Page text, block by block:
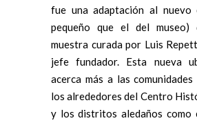
fue una adaptación al nuevo
pequeño que el del
muestra curada por Luis
jefe fundador. Esta nueva
acerca más a las
los alrededores del Centro
y los distritos aledaños como